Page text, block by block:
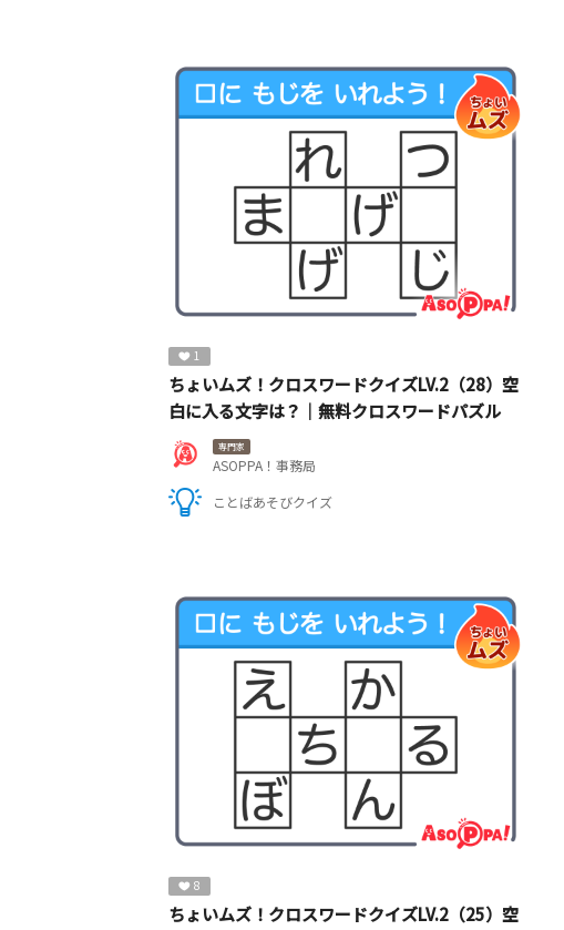
1
ちょいムズ！クロスワードクイズLV.2（28）空
白に入る文字は？｜無料クロスワードパズル
専門家
ASOPPA！事務局
ことばあそびクイズ
8
ちょいムズ！クロスワードクイズLV.2（25）空